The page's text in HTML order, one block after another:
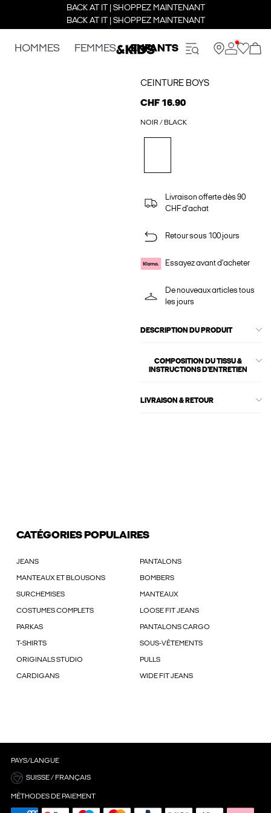
BACK AT IT | SHOPPEZ MAINTENANT
BACK AT IT | SHOPPEZ MAINTENANT
HOMMES FEMMES ENFANTS
CEINTURE BOYS
CHF 16.90
NOIR / BLACK
Livraison offerte dès 90
CHF d'achat
Retour sous 100 jours
Essayez avant d'acheter
De nouveaux articles tous
les jours
DESCRIPTION DU PRODUIT
COMPOSITION DU TISSU &
INSTRUCTIONS D'ENTRETIEN
LIVRAISON & RETOUR
CATÉGORIES POPULAIRES
JEANS PANTALONS
MANTEAUX ET BLOUSONS BOMBERS
SURCHEMISES MANTEAUX
COSTUMES COMPLETS LOOSE FIT JEANS
PARKAS PANTALONS CARGO
T-SHIRTS SOUS-VÊTEMENTS
ORIGINALS STUDIO PULLS
CARDIGANS WIDE FIT JEANS
PAYS/LANGUE
SUISSE / FRANÇAIS
MÉTHODES DE PAIEMENT